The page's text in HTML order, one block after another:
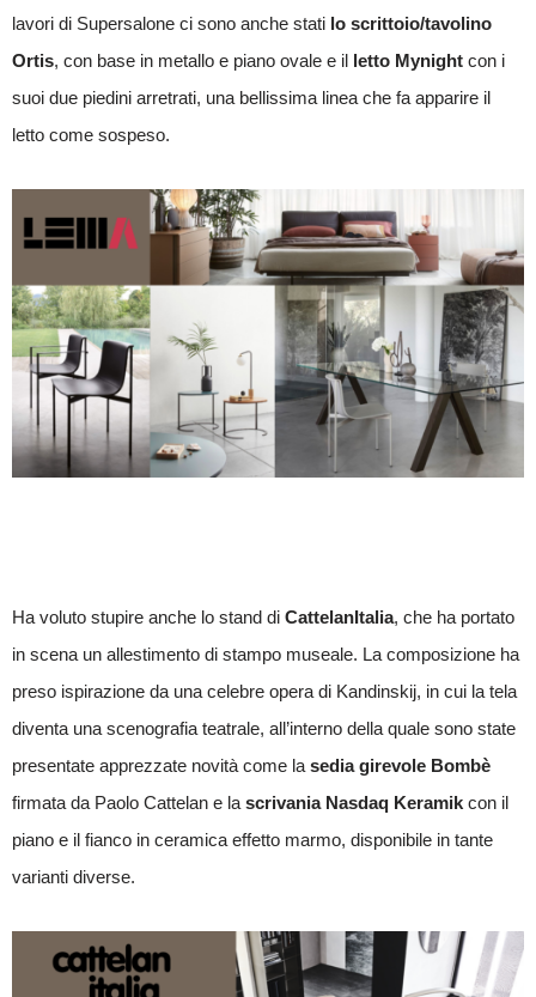
lavori di Supersalone ci sono anche stati lo scrittoio/tavolino
Ortis, con base in metallo e piano ovale e il letto Mynight con i
suoi due piedini arretrati, una bellissima linea che fa apparire il
letto come sospeso.
Ha voluto stupire anche lo stand di CattelanItalia, che ha portato
in scena un allestimento di stampo museale. La composizione ha
preso ispirazione da una celebre opera di Kandinskij, in cui la tela
diventa una scenografia teatrale, all’interno della quale sono state
presentate apprezzate novità come la sedia girevole Bombè
firmata da Paolo Cattelan e la scrivania Nasdaq Keramik con il
piano e il fianco in ceramica effetto marmo, disponibile in tante
varianti diverse.